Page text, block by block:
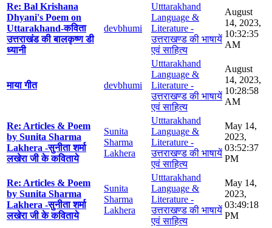
Re: Bal Krishana
Dhyani's Poem on
Uttarakhand-कविता
उत्तराखंड की बालकृष्ण डी
ध्यानी
devbhumi
Utttarakhand
Language &
Literature -
उत्तराखण्ड की भाषायें
एवं साहित्य
August
14, 2023,
10:32:35
AM
माया गीत devbhumi
Utttarakhand
Language &
Literature -
उत्तराखण्ड की भाषायें
एवं साहित्य
August
14, 2023,
10:28:58
AM
Re: Articles & Poem
by Sunita Sharma
Lakhera -सुनीता शर्मा
लखेरा जी के कविताये
Sunita
Sharma
Lakhera
Utttarakhand
Language &
Literature -
उत्तराखण्ड की भाषायें
एवं साहित्य
May 14,
2023,
03:52:37
PM
Re: Articles & Poem
by Sunita Sharma
Lakhera -सुनीता शर्मा
लखेरा जी के कविताये
Sunita
Sharma
Lakhera
Utttarakhand
Language &
Literature -
उत्तराखण्ड की भाषायें
एवं साहित्य
May 14,
2023,
03:49:18
PM